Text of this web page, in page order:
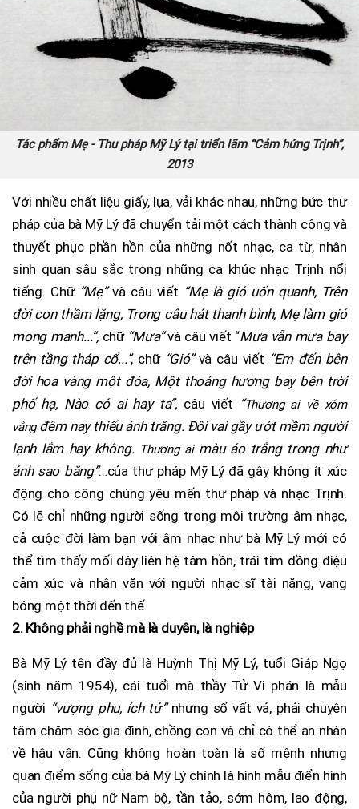
Tác phẩm Mẹ - Thu pháp Mỹ Lý tại triển lãm “Cảm hứng Trịnh”,
2013
Với nhiều chất liệu giấy, lụa, vải khác nhau, những bức thư
pháp của bà Mỹ Lý đã chuyển tải một cách thành công và
thuyết phục phần hồn của những nốt nhạc, ca từ, nhân
sinh quan sâu sắc trong những ca khúc nhạc Trịnh nổi
tiếng. Chữ “Mẹ”và câu viết “Mẹ là gió uốn quanh, Trên
đời con thầm lặng, Trong câu hát thanh bình, Mẹ làm gió
mong manh...”,chữ “Mưa”và câu viết “Mưa vẫn mưa bay
trên tầng tháp cổ...”, chữ “Gió”và câu viết “Em đến bên
đời hoa vàng một đóa, Một thoáng hương bay bên trời
phố hạ, Nào có ai hay ta”, câu viết “Thương ai về xóm
vắngđêm nay thiếu ánh trăng. Đôi vai gầy ướt mềm người
lạnh lắm hay không. Thương aimàu áo trắng trong như
ánh sao băng”…của thư pháp Mỹ Lý đã gây không ít xúc
động cho công chúng yêu mến thư pháp và nhạc Trịnh.
Có lẽ chỉ những người sống trong môi trường âm nhạc,
cả cuộc đời làm bạn với âm nhạc như bà Mỹ Lý mới có
thể tìm thấy mối dây liên hệ tâm hồn, trái tim đồng điệu
cảm xúc và nhân văn với người nhạc sĩ tài năng, vang
bóng một thời đến thế.
2. Không phải nghề mà là duyên, là nghiệp
Bà Mỹ Lý tên đầy đủ là Huỳnh Thị Mỹ Lý, tuổi Giáp Ngọ
(sinh năm 1954), cái tuổi mà thầy Tử Vi phán là mẫu
người “vượng phu, ích tử”nhưng số vất vả, phải chuyên
tâm chăm sóc gia đình, chồng con và chỉ có thể an nhàn
về hậu vận. Cũng không hoàn toàn là số mệnh nhưng
quan điểm sống của bà Mỹ Lý chính là hình mẫu điển hình
của người phụ nữ Nam bộ, tần tảo, sớm hôm, lao động,